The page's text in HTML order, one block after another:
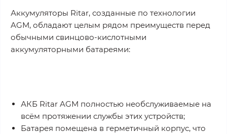
Аккумуляторы Ritar, созданные по технологии
AGM, обладают целым рядом преимуществ перед
обычными свинцово-кислотными
аккумуляторными батареями:
АКБ Ritar AGM полностью необслуживаемые на
всём протяжении службы этих устройств;
Батарея помещена в герметичный корпус, что